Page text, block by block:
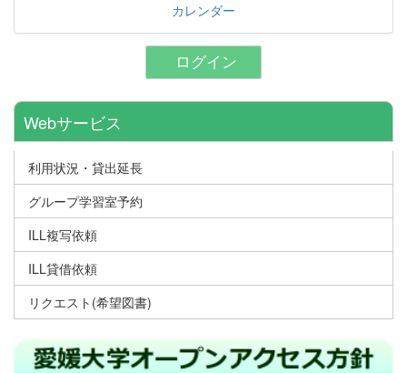
カレンダー
ログイン
Webサービス
利用状況・貸出延長
グループ学習室予約
ILL複写依頼
ILL貸借依頼
リクエスト(希望図書)